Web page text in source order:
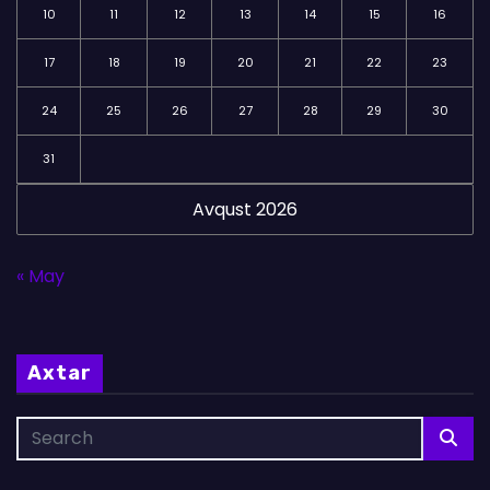
Avqust 2026
10 11 12 13 14 15 16
17 18 19 20 21 22 23
24 25 26 27 28 29 30
31
« May
Axtar